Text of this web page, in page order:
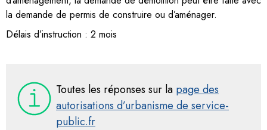
la demande de permis de construire ou d’aménager.
Délais d’instruction : 2 mois
Toutes les réponses sur la page des
autorisations d’urbanisme de service-
public.fr